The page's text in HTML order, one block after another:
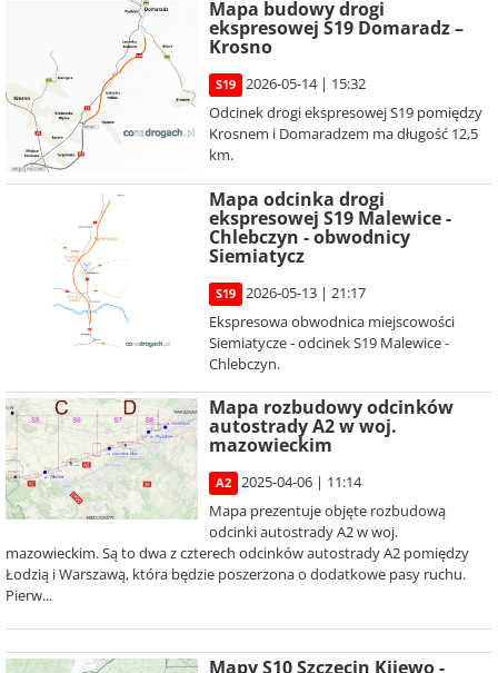
Mapa budowy drogi
ekspresowej S19 Domaradz –
Krosno
S19
2026-05-14 | 15:32
Odcinek drogi ekspresowej S19 pomiędzy
Krosnem i Domaradzem ma długość 12,5
km.
Mapa odcinka drogi
ekspresowej S19 Malewice -
Chlebczyn - obwodnicy
Siemiatycz
S19
2026-05-13 | 21:17
Ekspresowa obwodnica miejscowości
Siemiatycze - odcinek S19 Malewice -
Chlebczyn.
Mapa rozbudowy odcinków
autostrady A2 w woj.
mazowieckim
A2
2025-04-06 | 11:14
Mapa prezentuje objęte rozbudową
odcinki autostrady A2 w woj.
mazowieckim. Są to dwa z czterech odcinków autostrady A2 pomiędzy
Łodzią i Warszawą, która będzie poszerzona o dodatkowe pasy ruchu.
Pierw...
Mapy S10 Szczecin Kijewo -